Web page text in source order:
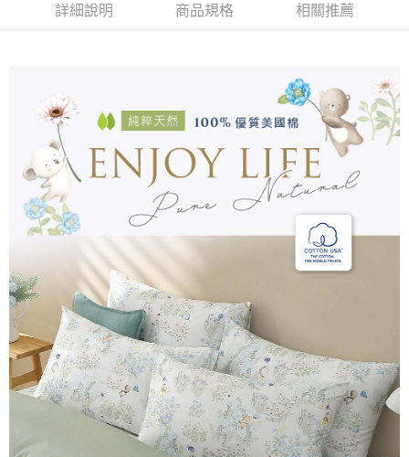
購買商品的店家。未經商家同意取消之訂單仍視為有效，需透過AFTEE先享
https://netprotections.freshdesk.com/support/home
【注意事項】
１．透過由恩沛科技股份有限公司提供之「AFTEE先享後付」服務完成之交
易，需依本服務之必要範圍內提供個人資料，並將交易相關給付款項請求債
權轉讓予恩沛科技股份有限公司。
２．關於個人資料處理事宜，請瀏覽以下網址：
https://aftee.tw/terms/#terms3
３．未成年的使用者請事先徵得法定代理人或監護人之同意方可使用
「AFTEE先享後付」，若未經同意申辦者引起之損失，本公司不負相關責
４．使用「AFTEE先享後付」時，將依據個別帳號之用戶狀況，依本公司即
時審查核予不同之上限額度；若仍有額度不足之情形，本公司將視審查結果
請求用戶進行身份認證。
５．嚴禁一人註冊多個帳號或使用他人資訊註冊。若發現惡意使用之情形，
恩沛科技股份有限公司將有權停止該用戶之使用額度並採取法律行動。
每筆NT$60，滿NT$499(含以上)免運費
每筆NT$100，滿NT$499(含以上)免運費
離島宅配
每筆NT$100，滿NT$499(含以上)免運費
詳細說明 商品規格 相關推薦